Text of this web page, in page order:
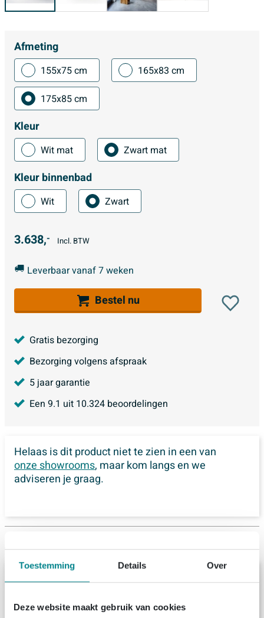
Toestemming Details Over
Deze website maakt gebruik van cookies
Afmeting
155x75 cm
165x83 cm
175x85 cm
Kleur
Wit mat Zwart mat
Kleur binnenbad
Wit Zwart
3.638,- Incl. BTW
Leverbaar vanaf 7 weken
Bestel nu
Gratis bezorging
Bezorging volgens afspraak
5 jaar garantie
Een 9.1 uit 10.324 beoordelingen
Helaas is dit product niet te zien in een van
onze showrooms, maar kom langs en we
adviseren je graag.
Levering:binnen 1 week